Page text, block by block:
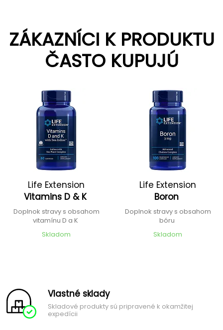
ZÁKAZNÍCI K PRODUKTU
ČASTO KUPUJÚ
Life Extension
Vitamins D & K
Doplnok stravy s obsahom
vitamínu D a K
Skladom
Life Extension
Boron
Doplnok stravy s obsahom
bóru
Skladom
Vlastné sklady
Skladové produkty sú pripravené k okamžitej
expedícii